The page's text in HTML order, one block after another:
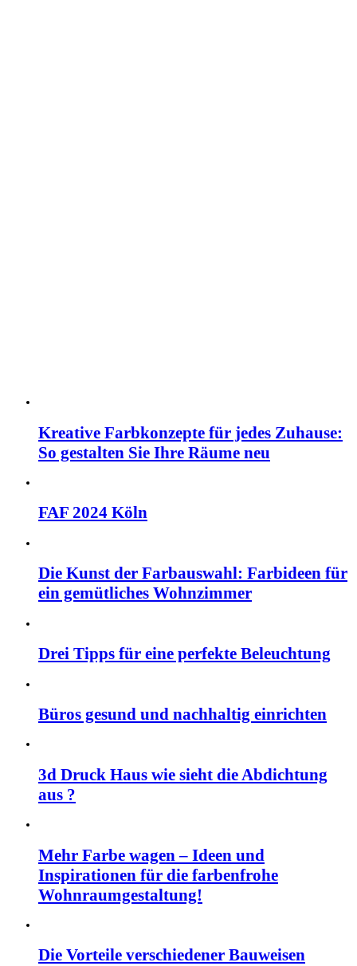
Kreative Farbkonzepte für jedes Zuhause:
So gestalten Sie Ihre Räume neu
FAF 2024 Köln
Die Kunst der Farbauswahl: Farbideen für
ein gemütliches Wohnzimmer
Drei Tipps für eine perfekte Beleuchtung
Büros gesund und nachhaltig einrichten
3d Druck Haus wie sieht die Abdichtung
aus ?
Mehr Farbe wagen – Ideen und
Inspirationen für die farbenfrohe
Wohnraumgestaltung!
Die Vorteile verschiedener Bauweisen